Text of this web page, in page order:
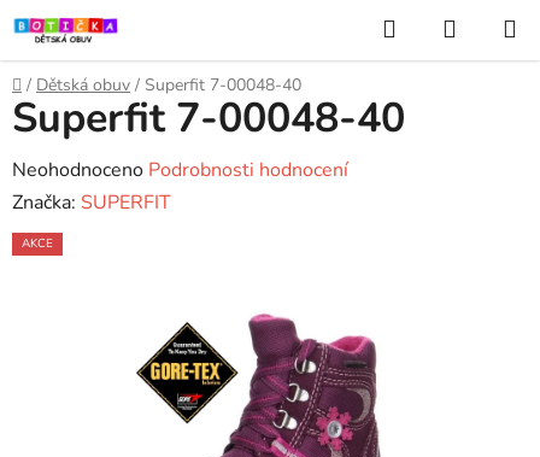
Přejít
na
obsah
Hledat
KOŠÍK
Domů
/ Dětská obuv / Superfit 7-00048-40
Superfit 7-00048-40
Průměrné
hodnocení
produktu
Neohodnoceno Podrobnosti hodnocení
Značka: SUPERFIT
AKCE